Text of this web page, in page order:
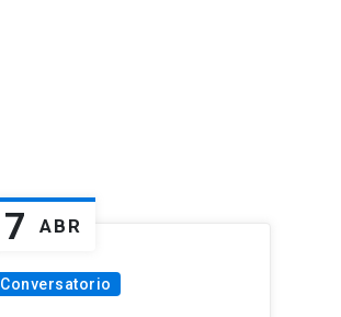
7 ABR
Conversatorio